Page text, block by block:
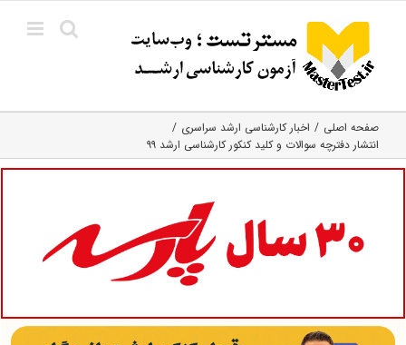
content
صفحه اصلی
اخبار کارشناسی ارشد سراسری
انتشار دفترچه سوالات و کلید کنکور کارشناسی ارشد ۹۹